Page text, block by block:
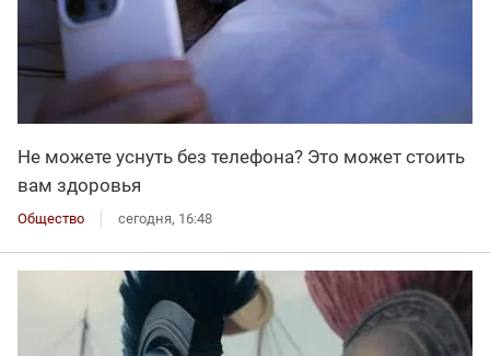
Не можете уснуть без телефона? Это может стоить
вам здоровья
Общество сегодня, 16:48